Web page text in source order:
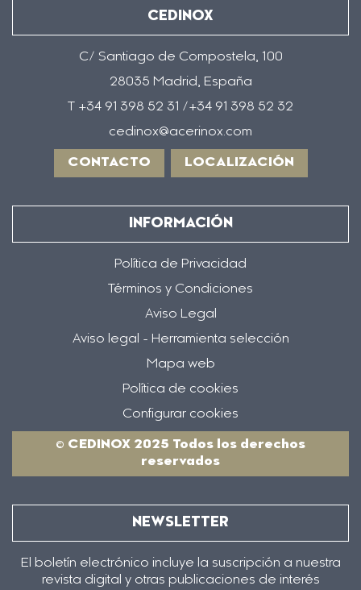
CEDINOX
C/ Santiago de Compostela, 100
28035 Madrid, España
T +34 91 398 52 31 /+34 91 398 52 32
cedinox@acerinox.com
CONTACTO LOCALIZACIÓN
INFORMACIÓN
Política de Privacidad
Términos y Condiciones
Aviso Legal
Aviso legal - Herramienta selección
Mapa web
Política de cookies
Configurar cookies
© CEDINOX 2025 Todos los derechos
reservados
NEWSLETTER
El boletín electrónico incluye la suscripción a nuestra
revista digital y otras publicaciones de interés